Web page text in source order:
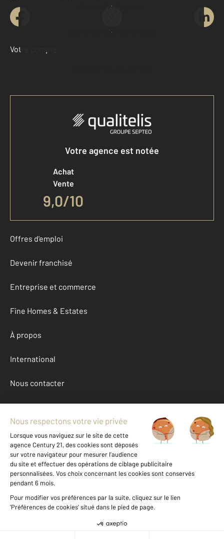
Contacter l'agence
Demander une estimation
Votre compte :
Accéder à mon compte
Votre agence est notée
Achat
Vente
9,0/10
Offres d'emploi
Devenir franchisé
Entreprise et commerce
Fine Homes & Estates
À propos
International
Nous contacter
Mentions légales & CGU et Barèmes d'honoraires
Données personnelles
Gestionnaire des cookies
Achat maison autour de ST PIERRE LE MOUTIER (58240)